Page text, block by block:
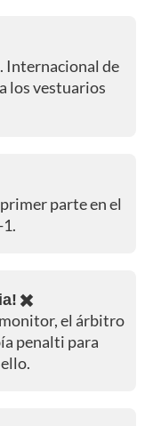
Internacional de
los vestuarios
parte en el
✖️
el árbitro
penalti para